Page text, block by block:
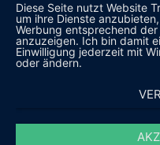
Diese Seite nutzt Website
um ihre Dienste
Werbung entsprechend
anzuzeigen. Ich bin damit
Einwilligung jederzeit mit
oder ändern.